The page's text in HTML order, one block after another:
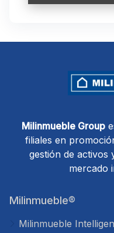
Milinmueble Group
filiales en
gestión de activos
mercado
Milinmueble®
Milinmueble